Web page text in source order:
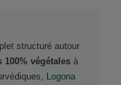
structuré autour
végétales à
Logona